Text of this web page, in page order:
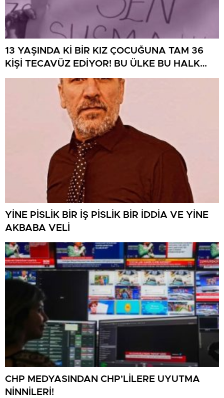
13 YAŞINDA Kİ BİR KIZ ÇOCUĞUNA TAM 36
KİŞİ TECAVÜZ EDİYOR! BU ÜLKE BU HALK
NEREYE SAVRULDU NASIL SAVRULDU!
YİNE PİSLİK BİR İŞ PİSLİK BİR İDDİA VE YİNE
AKBABA VELİ
CHP MEDYASINDAN CHP’LİLERE UYUTMA
NİNNİLERİ!